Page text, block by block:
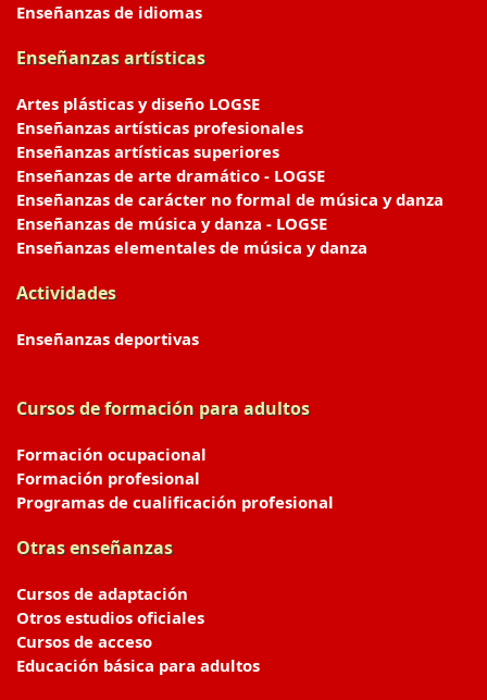
Enseñanzas de idiomas
Enseñanzas artísticas
Artes plásticas y diseño LOGSE
Enseñanzas artísticas profesionales
Enseñanzas artísticas superiores
Enseñanzas de arte dramático - LOGSE
Enseñanzas de carácter no formal de música y danza
Enseñanzas de música y danza - LOGSE
Enseñanzas elementales de música y danza
Actividades
Enseñanzas deportivas
Cursos de formación para adultos
Formación ocupacional
Formación profesional
Programas de cualificación profesional
Otras enseñanzas
Cursos de adaptación
Otros estudios oficiales
Cursos de acceso
Educación básica para adultos